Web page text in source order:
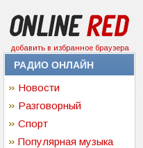
добавить в избранное браузера
РАДИО ОНЛАЙН
Новости
Разговорный
Спорт
Популярная музыка